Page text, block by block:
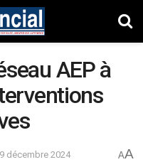
AEP à
décembre 2024 AA